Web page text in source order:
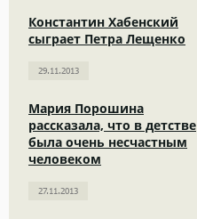
Константин Хабенский
сыграет Петра Лещенко
29.11.2013
Мария Порошина
рассказала, что в детстве
была очень несчастным
человеком
27.11.2013